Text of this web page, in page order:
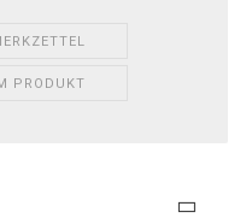
PRODUKT